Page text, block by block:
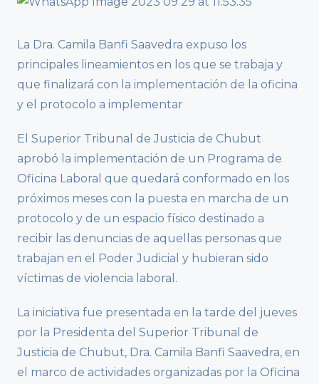
La Dra. Camila Banfi Saavedra expuso los
principales lineamientos en los que se trabaja y
que finalizará con la implementación de la oficina
y el protocolo a implementar
El Superior Tribunal de Justicia de Chubut
aprobó la implementación de un Programa de
Oficina Laboral que quedará conformado en los
próximos meses con la puesta en marcha de un
protocolo y de un espacio físico destinado a
recibir las denuncias de aquellas personas que
trabajan en el Poder Judicial y hubieran sido
víctimas de violencia laboral.
La iniciativa fue presentada en la tarde del jueves
por la Presidenta del Superior Tribunal de
Justicia de Chubut, Dra. Camila Banfi Saavedra, en
el marco de actividades organizadas por la Oficina